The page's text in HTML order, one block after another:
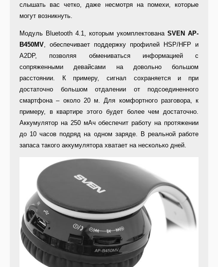
слышать вас четко, даже несмотря на помехи, которые
могут возникнуть.
Модуль Bluetooth 4.1, которым укомплектована SVEN AP-
B450MV , обеспечивает поддержку профилей HSP/HFP и
A2DP, позволяя обмениваться информацией с
сопряженными девайсами на довольно большом
расстоянии. К примеру, сигнал сохраняется и при
достаточно большом отдалении от подсоединенного
смартфона – около 20 м. Для комфортного разговора, к
примеру, в квартире этого будет более чем достаточно.
Аккумулятор на 250 мАч обеспечит работу на протяжении
до 10 часов подряд на одном заряде. В реальной работе
запаса такого аккумулятора хватает на несколько дней.